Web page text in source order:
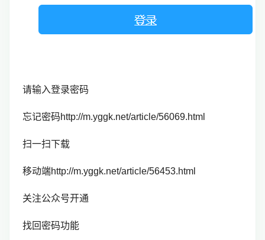
请输入登录密码
忘记密码http://m.yggk.net/article/56069.html
扫一扫下载
移动端http://m.yggk.net/article/56453.html
关注公众号开通
找回密码功能